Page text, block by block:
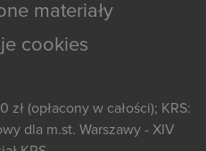
materiały
cookies
zł (opłacony w całości); KRS:
dla m.st. Warszawy - XIV